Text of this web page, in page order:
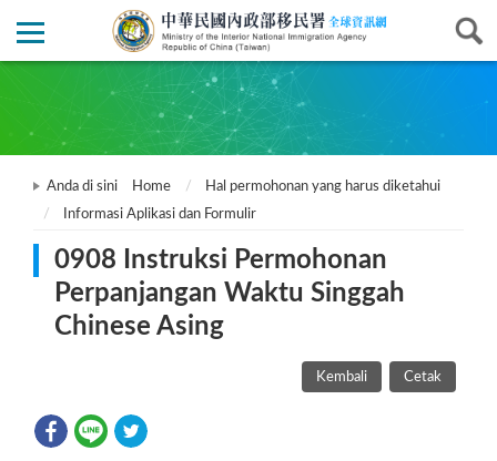
Anda di sini Home
Hal permohonan yang harus diketahui
Informasi Aplikasi dan Formulir
0908 Instruksi Permohonan
Perpanjangan Waktu Singgah
Chinese Asing
Kembali Cetak